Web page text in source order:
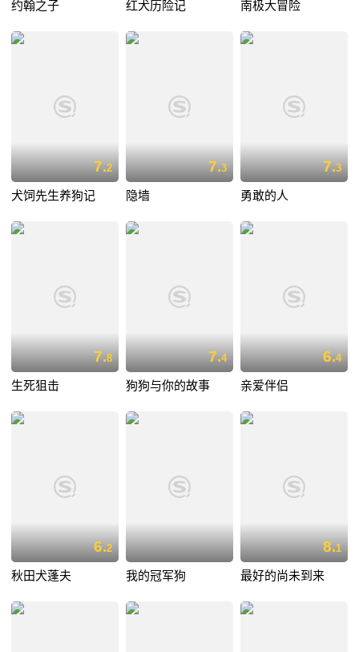
约翰之子 红犬历险记 南极大冒险
7.2
犬饲先生养狗记
7.3
隐墙
7.3
勇敢的人
7.8
生死狙击
7.4
狗狗与你的故事
6.4
亲爱伴侣
6.2
秋田犬蓬夫 我的冠军狗
8.1
最好的尚未到来